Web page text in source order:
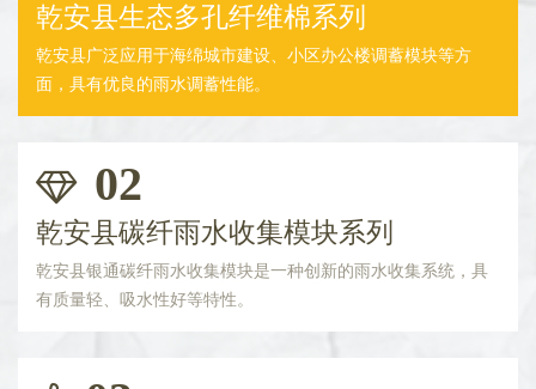
乾安县生态多孔纤维棉系列
乾安县广泛应用于海绵城市建设、小区办公楼调蓄模块等方
面，具有优良的雨水调蓄性能。
02
乾安县碳纤雨水收集模块系列
乾安县银通碳纤雨水收集模块是一种创新的雨水收集系统，具
有质量轻、吸水性好等特性。